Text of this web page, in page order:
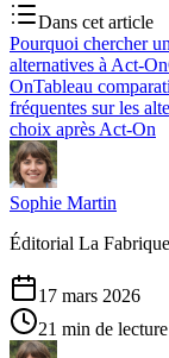
Dans cet article
Pourquoi chercher
alternatives à Act-On
OnTableau
fréquentes sur les
choix après Act-On
Sophie Martin
Éditorial La Fabrique
17 mars 2026
21 min de lecture